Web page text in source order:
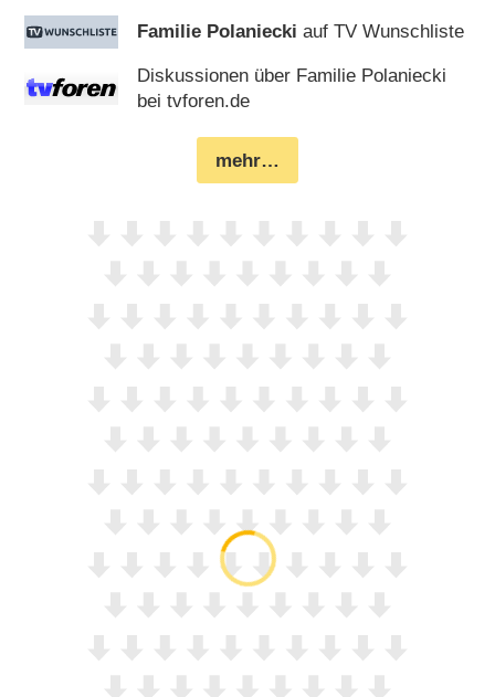
Familie Polaniecki auf TV Wunschliste
Diskussionen über Familie Polaniecki
bei tvforen.de
mehr…